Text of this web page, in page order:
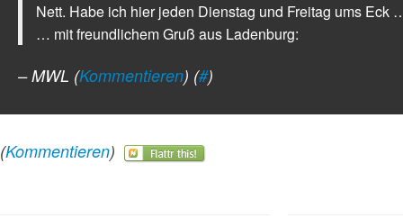
Nett. Habe ich hier jeden Dienstag und Freitag ums Eck
… mit freundlichem Gruß aus Ladenburg:
– MWL (Kommentieren) (#)
(Kommentieren)